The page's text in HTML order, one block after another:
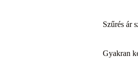
Szűrés ár
Gyakran